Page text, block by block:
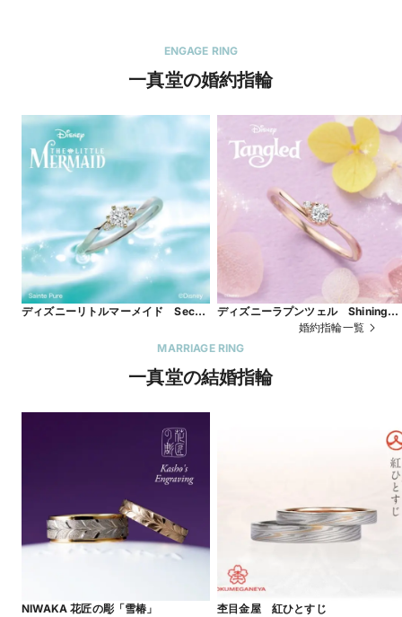
ENGAGE RING
一真堂の婚約指輪
ディズニーリトルマーメイド Secret
ディズニーラプンツェル Shining
婚約指輪一覧
MARRIAGE RING
一真堂の結婚指輪
NIWAKA 花匠の彫「雪椿」
杢目金屋 紅ひとすじ